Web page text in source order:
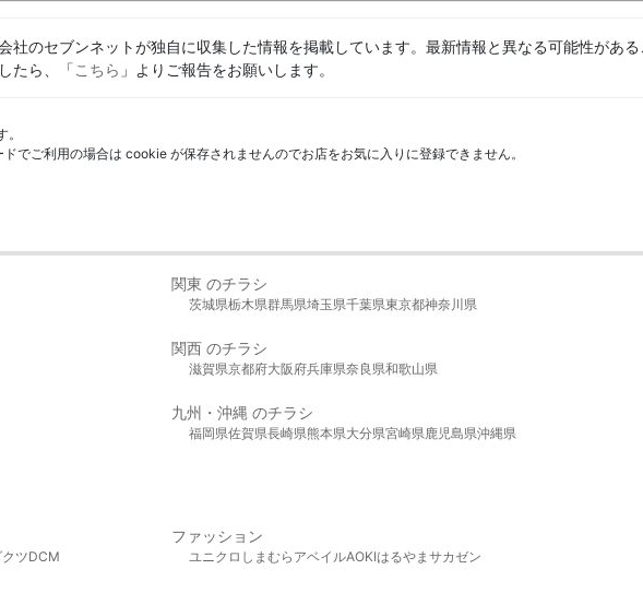
社のセブンネットが独自に収集した情報を掲載しています。最新情報と異なる可能性があ
たら、「こちら 」よりご報告をお願いします。
でご利用の場合は cookie が保存されませんのでお店をお気に入りに登録できません。
関東 のチラシ
茨城県栃木県群馬県埼玉県千葉県東京都神奈川県
関西 のチラシ
滋賀県京都府大阪府兵庫県奈良県和歌山県
九州・沖縄 のチラシ
福岡県佐賀県長崎県熊本県大分県宮崎県鹿児島県沖縄県
ツDCM
ファッション
ユニクロ しまむら アベイルAOKIはるやま サカゼン